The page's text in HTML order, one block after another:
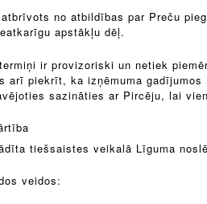
no atbildības par Preču
apstākļu dēļ.
ir provizoriski un netiek
arī piekrīt, ka izņēmuma
sazināties ar Pircēju, lai
tiešsaistes veikalā Līguma
veidos: